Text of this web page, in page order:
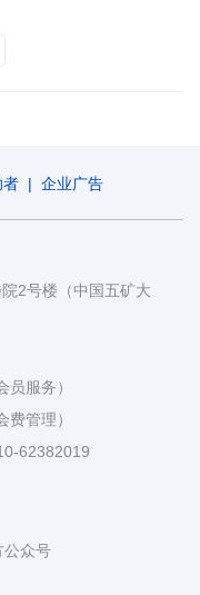
者 | 企业广告
2号楼（中国五矿大
员服务）
管理）
62382019
公众号